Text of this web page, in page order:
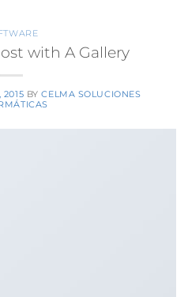
with A Gallery
2015 BYCELMA SOLUCIONES